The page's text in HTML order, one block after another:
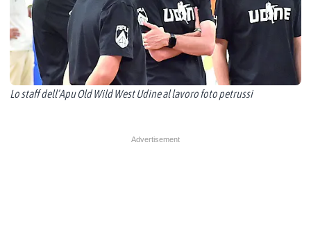
Lo staff dell’Apu Old Wild West Udine al lavoro foto petrussi